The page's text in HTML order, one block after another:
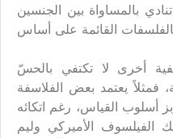
بالمساواة بين الجنسين
القائمة على أساس
أخرى لا تكتفي بالحسّ
فمثلاً يعتمد بعض الفلاسفة
أسلوب القياس، رغم اتكائه
الفيلسوف الأميركي وليم